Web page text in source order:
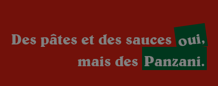
Des pâtes et des saucesoui,
mais des Panzani.